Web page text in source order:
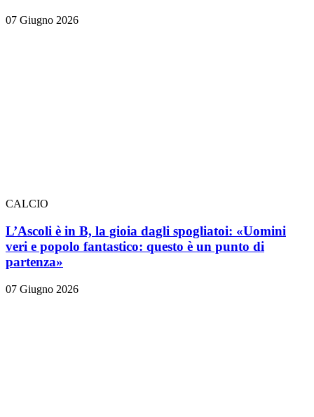
07 Giugno 2026
CALCIO
L’Ascoli è in B, la gioia dagli spogliatoi: «Uomini
veri e popolo fantastico: questo è un punto di
partenza»
07 Giugno 2026